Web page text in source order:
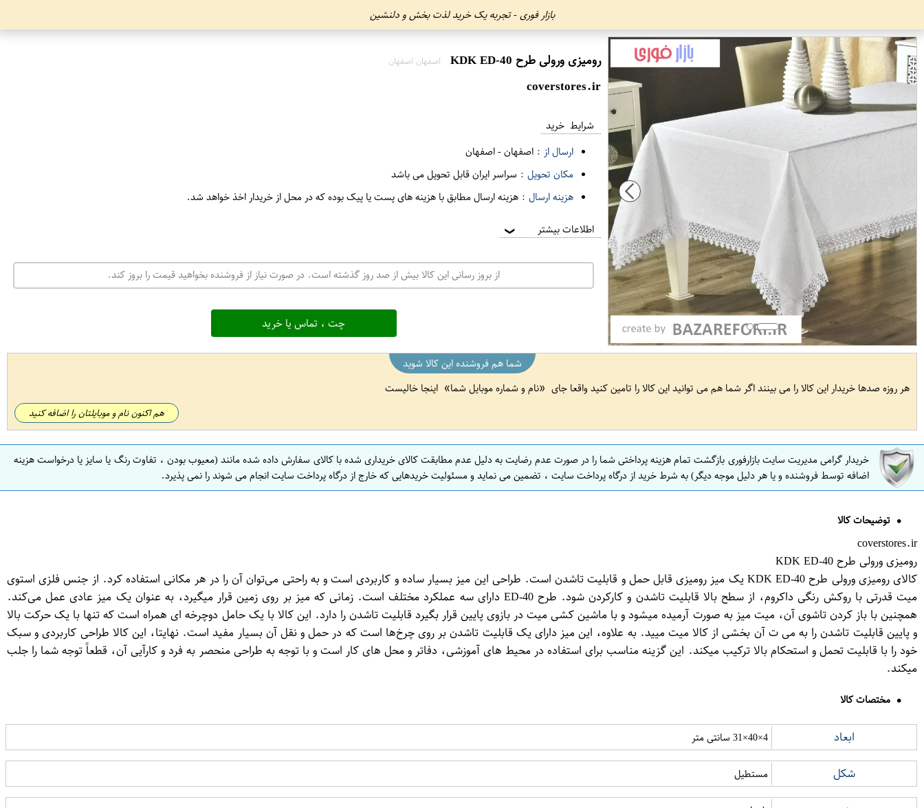
بازار فوری - تجربه یک خرید لذت بخش و دلنشین
رومیزی ورولی طرح KDK ED-40 اصفهان اصفهان
coverstores.ir
شرایط خرید
ارسال از : اصفهان-اصفهان
مکان تحویل : سراسر ایران قابل تحویل می باشد
هزینه ارسال : هزینه ارسال مطابق با هزینه های پست یا پیک بوده که در محل از خریدار اخذ خواهد شد.
اطلاعات بیشتر ❯
از بروز رسانی این کالا بیش از صد روز گذشته است. در صورت نیاز از فروشنده بخواهید قیمت را بروز کند.
چت ، تماس یا خرید
شما هم فروشنده این کالا شوید
هر روزه صدها خریدار این کالا را می بینند اگر شما هم می توانید این کالا را تامین کنید واقعا جای
نام و شماره موبایل شما اینجا خالیست
هم اکنون نام و موبایلتان را اضافه کنید
خریدار گرامی مدیریت سایت بازارفوری بازگشت تمام هزینه پرداختی شما را در صورت عدم رضایت به دلیل عدم مطابقت کالای خریداری شده با کالای سفارش داده شده مانند (معیوب بودن ، تفاوت رنگ یا سایز یا درخواست هزینه
اضافه توسط فروشنده و یا هر دلیل موجه دیگر) به شرط خرید از درگاه پرداخت سایت ، تضمین می نماید و مسئولیت خریدهایی که خارج از درگاه پرداخت سایت انجام می شوند را نمی پذیرد.
توضیحات کالا
coverstores.ir
رومیزی ورولی طرح KDK ED-40
کالای رومیزی ورولی طرح KDK ED-40 یک میز رومیزی قابل حمل و قابلیت تاشدن است. طراحی این میز بسیار ساده و کاربردی است و به راحتی می‌توان آن را در هر مکانی استفاده کرد. از جنس فلزی استوی
میت قدرتی با روکش رنگی داکروم، از سطح بالا قابلیت تاشدن و کارکردن شود. طرح ED-40 دارای سه عملکرد مختلف است. زمانی که میز بر روی زمین قرار میگیرد، به عنوان یک میز عادی عمل می‌کند.
همچنین با باز کردن تاشوی آن، میت میز به صورت آرمیده میشود و با ماشین کشی میت در بازوی پایین قرار بگیرد قابلیت تاشدن را دارد. این کالا با یک حامل دوچرخه ای همراه است که تنها با یک حرکت بالا
و پایین قابلیت تاشدن را به می ت آن بخشی از کالا میت میید. به علاوه، این میز دارای یک قابلیت تاشدن بر روی چرخ‌ها است که در حمل و نقل آن بسیار مفید است. نهایتا، این کالا طراحی کاربردی و سبک
خود را با قابلیت تحمل و استحکام بالا ترکیب میکند. این گزینه مناسب برای استفاده در محیط های آموزشی، دفاتر و محل های کار است و با توجه به طراحی منحصر به فرد و کارآیی آن، قطعاً توجه شما را جلب
میکند.
مختصات کالا
ابعاد 4×40×31 سانتی متر
شکل مستطیل